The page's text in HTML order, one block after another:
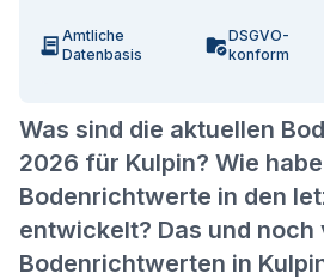
Was sind die aktuellen
2026 für Kulpin? Wie
Bodenrichtwerte in den
entwickelt? Das und noch
Bodenrichtwerten in
Amtliche
Datenbasis
DSGVO-
konform